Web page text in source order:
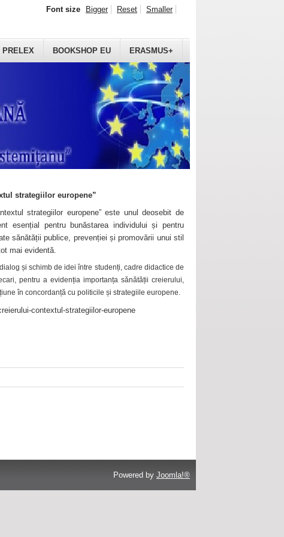
PRELEX BOOKSHOP EU ERASMUS+
Font size Bigger Reset Smaller
strategiilor europene”
strategiilor europene” este unul deosebit de
esențial pentru bunăstarea individului și pentru
sănătății publice, prevenției și promovării unui stil
mai evidentă.
și schimb de idei între studenți, cadre didactice de
pentru a evidenția importanța sănătății creierului,
în concordanță cu politicile și strategiile europene.
contextul-strategiilor-europene
Powered by Joomla!®